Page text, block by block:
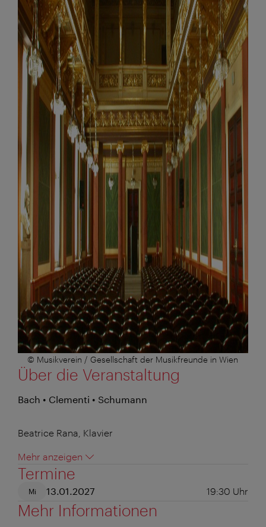
© Musikverein / Gesellschaft der Musikfreunde in Wien
Über die Veranstaltung
Bach • Clementi • Schumann
Beatrice Rana, Klavier
Mehr anzeigen
Termine
Mi 13.01.2027 19:30 Uhr
Mehr Informationen